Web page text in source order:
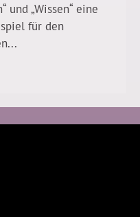
und „Wissen“ eine
für den